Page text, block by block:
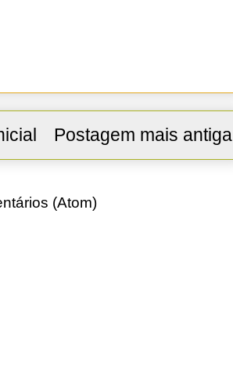
Postagem mais antiga
(Atom)